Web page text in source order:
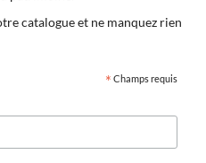
catalogue et ne manquez rien
* Champs requis